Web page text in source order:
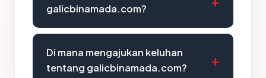
galicbinamada.com?
Di mana mengajukan keluhan
tentang galicbinamada.com?